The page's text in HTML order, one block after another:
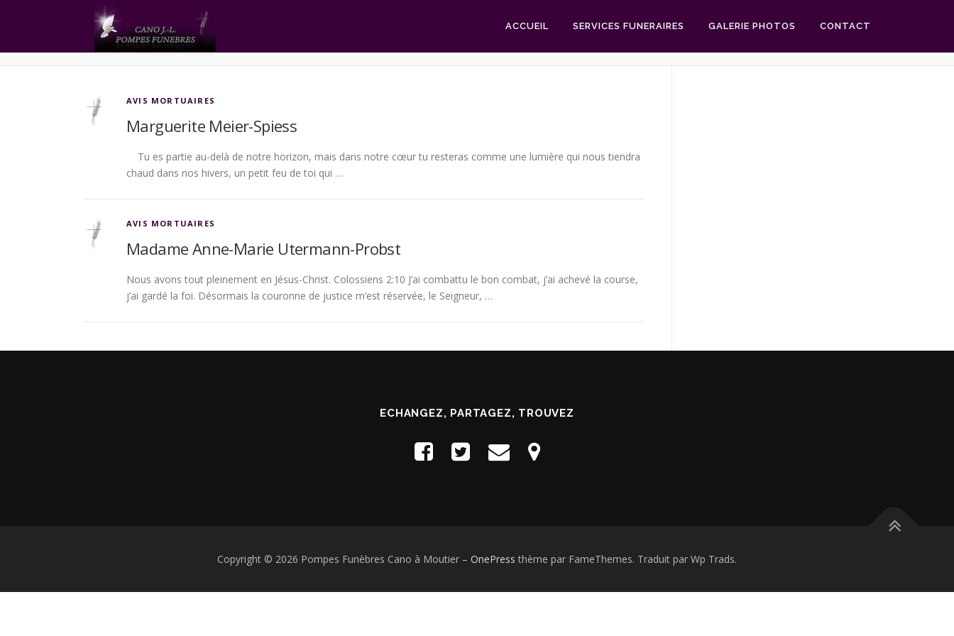
ACCUEIL SERVICES FUNERAIRES GALERIE PHOTOS CONTACT
AUTEUR/AUTRICE :
AVIS MORTUAIRES
Marguerite Meier-Spiess
Tu es partie au-delà de notre horizon, mais dans notre cœur tu resteras comme une lumière qui nous tiendra
chaud dans nos hivers, un petit feu de toi qui …
AVIS MORTUAIRES
Madame Anne-Marie Utermann-Probst
Nous avons tout pleinement en Jésus-Christ. Colossiens 2:10 J’ai combattu le bon combat, j’ai achevé la course,
j’ai gardé la foi. Désormais la couronne de justice m’est réservée, le Seigneur, …
ECHANGEZ, PARTAGEZ, TROUVEZ
Copyright © 2026 Pompes Funèbres Cano à Moutier – OnePress thème par FameThemes. Traduit par Wp Trads.